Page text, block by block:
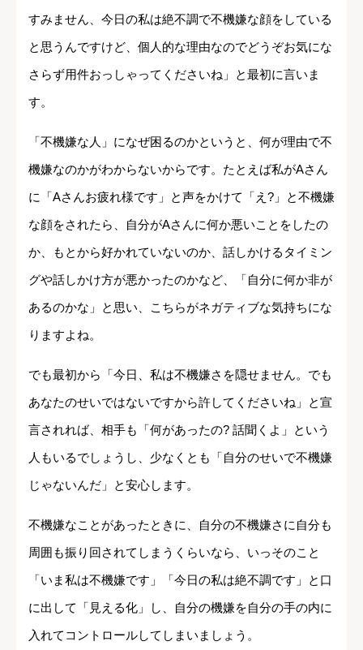
すみません、今日の私は絶不調で不機嫌な顔をしている
と思うんですけど、個人的な理由なのでどうぞお気にな
さらず用件おっしゃってくださいね」と最初に言いま
す。
「不機嫌な人」になぜ困るのかというと、何が理由で不
機嫌なのかがわからないからです。たとえば私がAさん
に「Aさんお疲れ様です」と声をかけて「え?」と不機嫌
な顔をされたら、自分がAさんに何か悪いことをしたの
か、もとから好かれていないのか、話しかけるタイミン
グや話しかけ方が悪かったのかなど、「自分に何か非が
あるのかな」と思い、こちらがネガティブな気持ちにな
りますよね。
でも最初から「今日、私は不機嫌さを隠せません。でも
あなたのせいではないですから許してくださいね」と宣
言されれば、相手も「何があったの? 話聞くよ」という
人もいるでしょうし、少なくとも「自分のせいで不機嫌
じゃないんだ」と安心します。
不機嫌なことがあったときに、自分の不機嫌さに自分も
周囲も振り回されてしまうくらいなら、いっそのこと
「いま私は不機嫌です」「今日の私は絶不調です」と口
に出して「見える化」し、自分の機嫌を自分の手の内に
入れてコントロールしてしまいましょう。